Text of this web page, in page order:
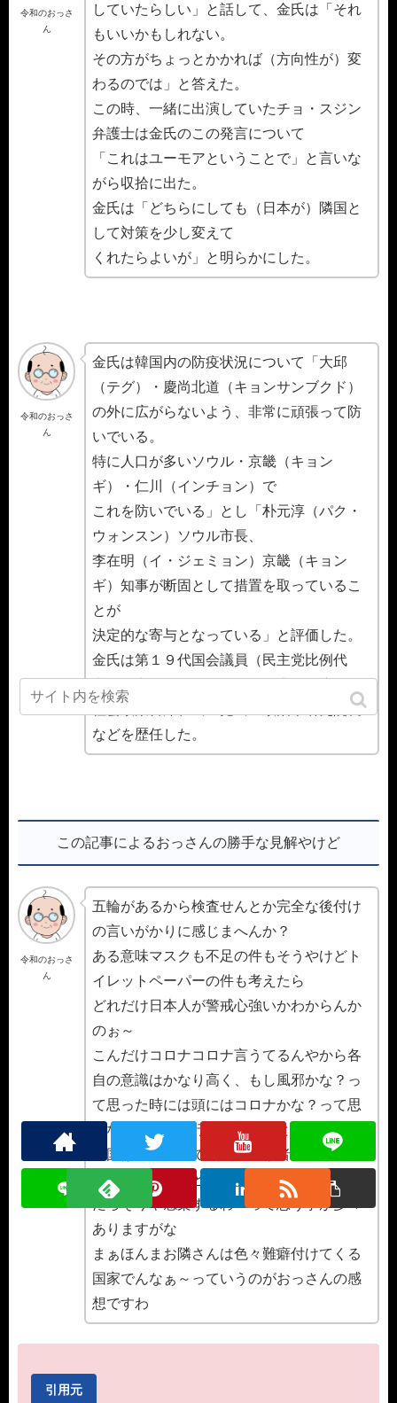
令和のおっさ
ん
していたらしい」と話して、金氏は「それ
もいいかもしれない。
その方がちょっとかかれば（方向性が）変
わるのでは」と答えた。
この時、一緒に出演していたチョ・スジン
弁護士は金氏のこの発言について
「これはユーモアということで」と言いな
がら収拾に出た。
金氏は「どちらにしても（日本が）隣国と
して対策を少し変えて
くれたらよいが」と明らかにした。
令和のおっさ
ん
金氏は韓国内の防疫状況について「大邱
（テグ）・慶尚北道（キョンサンブクド）
の外に広がらないよう、非常に頑張って防
いでいる。
特に人口が多いソウル・京畿（キョン
ギ）・仁川（インチョン）で
これを防いでいる」とし「朴元淳（パク・
ウォンスン）ソウル市長、
李在明（イ・ジェミョン）京畿（キョン
ギ）知事が断固として措置を取っているこ
とが
決定的な寄与となっている」と評価した。
金氏は第１９代国会議員（民主党比例代
社会政策首席、民主党民主政治本研究院長
などを歴任した。
この記事によるおっさんの勝手な見解やけど
令和のおっさ
ん
五輪があるから検査せんとか完全な後付け
の言いがかりに感じまへんか？
ある意味マスクも不足の件もそうやけどト
イレットペーパーの件も考えたら
どれだけ日本人が警戒心強いかわからんか
のぉ～
こんだけコロナコロナ言うてるんやから各
自の意識はかなり高く、もし風邪かな？っ
て思った時には頭にはコロナかな？って思
いながら病院へ行く人が多いと思うけどな
韓国は検査検査で次々の感染者が出とるや
ろうけどあっちと日本の衛生面の違いを見
たらそりゃ感染するわ～って思う事が多々
ありますがな
まぁほんまお隣さんは色々難癖付けてくる
国家でんなぁ～っていうのがおっさんの感
想ですわ
引用元